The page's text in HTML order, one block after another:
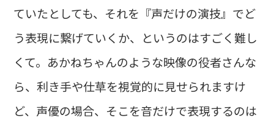
ていたとしても、それを『声だけの演技』でど
う表現に繋げていくか、というのはすごく難し
くて。あかねちゃんのような映像の役者さんな
ら、利き手や仕草を視覚的に見せられますけ
ど、声優の場合、そこを音だけで表現するのは